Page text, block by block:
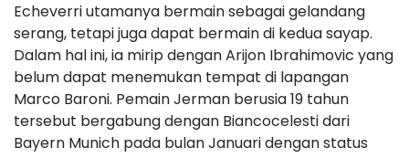
Echeverri utamanya bermain sebagai gelandang
serang, tetapi juga dapat bermain di kedua sayap.
Dalam hal ini, ia mirip dengan Arijon Ibrahimovic yang
belum dapat menemukan tempat di lapangan
Marco Baroni. Pemain Jerman berusia 19 tahun
tersebut bergabung dengan Biancocelesti dari
Bayern Munich pada bulan Januari dengan status